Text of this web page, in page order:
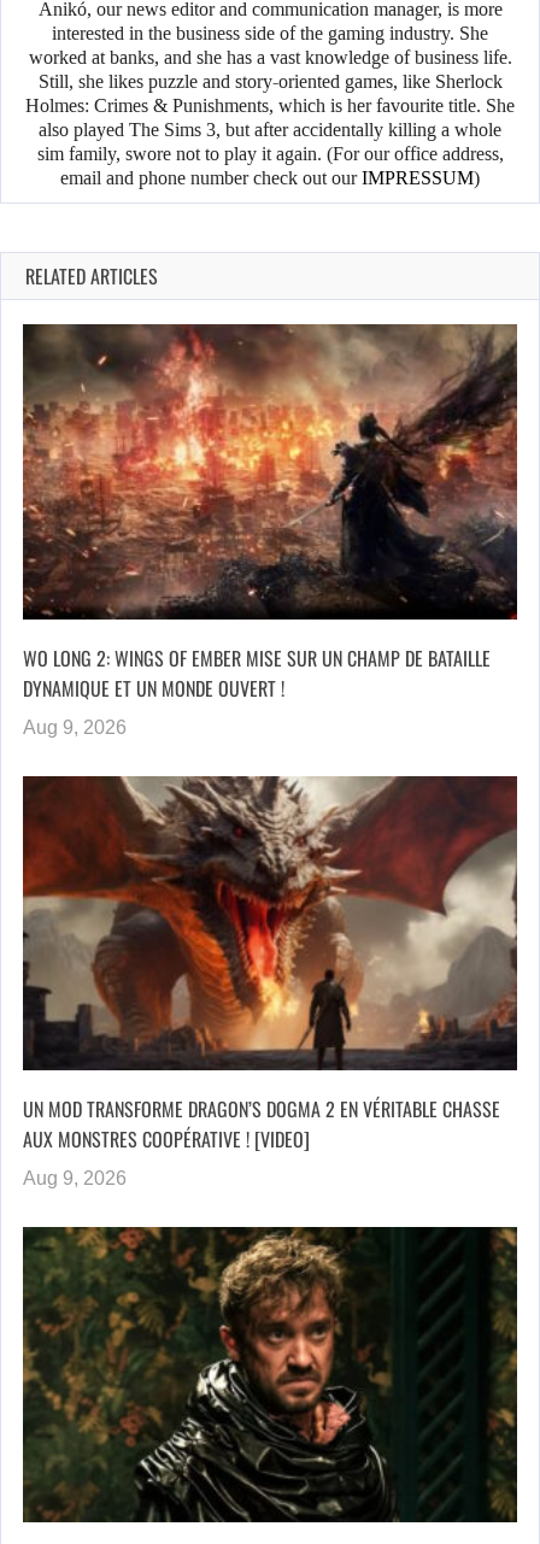
Anikó, our news editor and communication manager, is more
interested in the business side of the gaming industry. She
worked at banks, and she has a vast knowledge of business life.
Still, she likes puzzle and story-oriented games, like Sherlock
Holmes: Crimes & Punishments, which is her favourite title. She
also played The Sims 3, but after accidentally killing a whole
sim family, swore not to play it again. (For our office address,
email and phone number check out ourIMPRESSUM)
RELATED ARTICLES
WO LONG 2: WINGS OF EMBER MISE SUR UN CHAMP DE BATAILLE
DYNAMIQUE ET UN MONDE OUVERT !
Aug 9, 2026
UN MOD TRANSFORME DRAGON’S DOGMA 2 EN VÉRITABLE CHASSE
AUX MONSTRES COOPÉRATIVE ! [VIDEO]
Aug 9, 2026